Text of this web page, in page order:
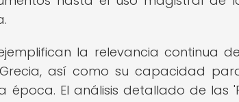
ejemplifican la relevancia continua
así como su capacidad
época. El análisis detallado de las